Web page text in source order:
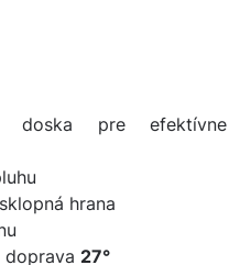
doska pre efektívne
hrana
doprava 27°